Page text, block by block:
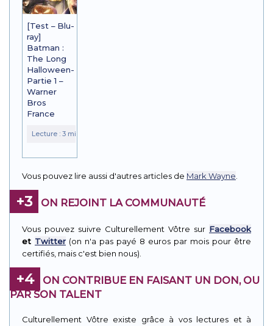
[Test – Blu-
ray]
Batman :
The Long
Halloween-
Partie 1 –
Warner
Bros
France
Vous pouvez lire aussi d'autres articles de Mark Wayne
+3 ON REJOINT LA COMMUNAUTÉ
Vous pouvez suivre Culturellement Vôtre sur Facebook
et Twitter (on n'a pas payé 8 euros par mois pour être
certifiés, mais c'est bien nous).
+4
ON CONTRIBUE EN FAISANT UN DON, OU
PAR SON TALENT
Culturellement Vôtre existe grâce à vos lectures et à